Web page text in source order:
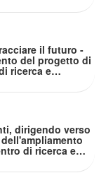
il futuro -
del progetto di
ricerca e
di
dirigendo verso
di ricerca e